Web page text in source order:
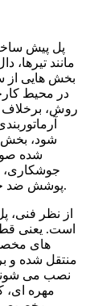
پل پیش
مانند تیرها،
بخش هایی از
در محیط
روش، برخلاف
شود، بخش
شده
جوشکاری،
پوشش ضد خوردگی و رعایت تلرانس های اجرایی است.
از نظر
است. یعنی
های
منتقل شده و
نصب می
مهره ای،